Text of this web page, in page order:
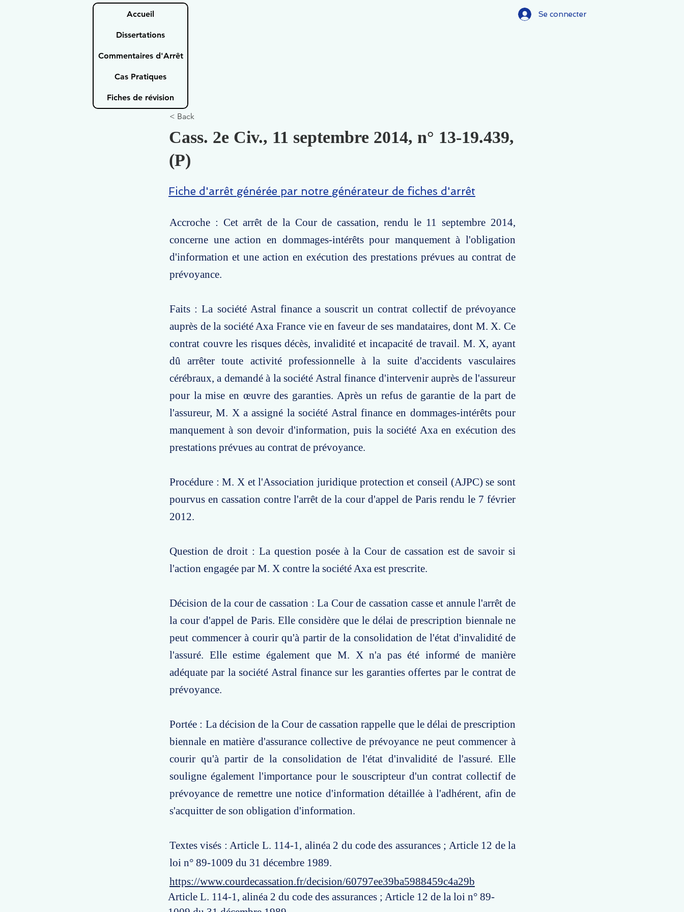
Accueil
Dissertations
Commentaires d'Arrêt
Cas Pratiques
Fiches de révision
Se connecter
< Back
Cass. 2e Civ., 11 septembre 2014, n° 13-19.439,
(P)
Fiche d'arrêt générée par notre générateur de fiches d'arrêt
Accroche : Cet arrêt de la Cour de cassation, rendu le 11 septembre 2014,
concerne une action en dommages-intérêts pour manquement à l'obligation
d'information et une action en exécution des prestations prévues au contrat de
prévoyance.
Faits : La société Astral finance a souscrit un contrat collectif de prévoyance
auprès de la société Axa France vie en faveur de ses mandataires, dont M. X. Ce
contrat couvre les risques décès, invalidité et incapacité de travail. M. X, ayant
dû arrêter toute activité professionnelle à la suite d'accidents vasculaires
cérébraux, a demandé à la société Astral finance d'intervenir auprès de l'assureur
pour la mise en œuvre des garanties. Après un refus de garantie de la part de
l'assureur, M. X a assigné la société Astral finance en dommages-intérêts pour
manquement à son devoir d'information, puis la société Axa en exécution des
prestations prévues au contrat de prévoyance.
Procédure : M. X et l'Association juridique protection et conseil (AJPC) se sont
pourvus en cassation contre l'arrêt de la cour d'appel de Paris rendu le 7 février
2012.
Question de droit : La question posée à la Cour de cassation est de savoir si
l'action engagée par M. X contre la société Axa est prescrite.
Décision de la cour de cassation : La Cour de cassation casse et annule l'arrêt de
la cour d'appel de Paris. Elle considère que le délai de prescription biennale ne
peut commencer à courir qu'à partir de la consolidation de l'état d'invalidité de
l'assuré. Elle estime également que M. X n'a pas été informé de manière
adéquate par la société Astral finance sur les garanties offertes par le contrat de
prévoyance.
Portée : La décision de la Cour de cassation rappelle que le délai de prescription
biennale en matière d'assurance collective de prévoyance ne peut commencer à
courir qu'à partir de la consolidation de l'état d'invalidité de l'assuré. Elle
souligne également l'importance pour le souscripteur d'un contrat collectif de
prévoyance de remettre une notice d'information détaillée à l'adhérent, afin de
s'acquitter de son obligation d'information.
Textes visés : Article L. 114-1, alinéa 2 du code des assurances ; Article 12 de la
loi n° 89-1009 du 31 décembre 1989.
https://www.courdecassation.fr/decision/60797ee39ba5988459c4a29b
Article L. 114-1, alinéa 2 du code des assurances ; Article 12 de la loi n° 89-